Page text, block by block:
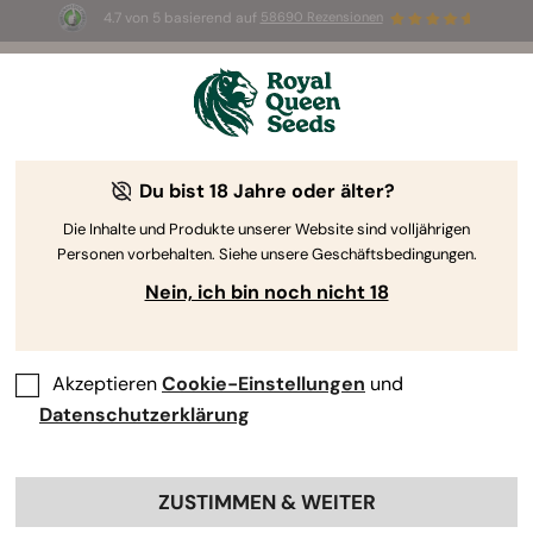
4.7 von 5 basierend auf 58690 Rezensionen
☀️ Sommer-Sale: Bis zu 50 % Rabatt
auf ausgewählte Produkte! ⏤
The RQS Blog
Du bist 18 Jahre oder älter?
Die Inhalte und Produkte unserer Website sind volljährigen
Personen vorbehalten. Siehe unsere Geschäftsbedingungen.
Nein, ich bin noch nicht 18
AkzeptierenCookie-Einstellungen und
Datenschutzerklärung
ZUSTIMMEN & WEITER